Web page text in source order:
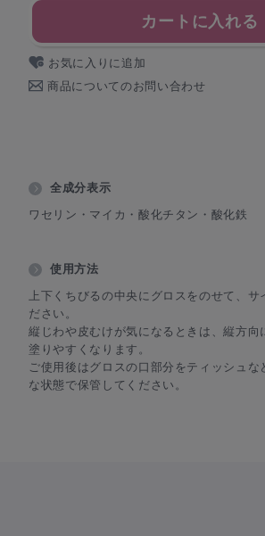
カートに入れる
お気に入りに追加
商品についてのお問い合わせ
全成分表示
ワセリン・マイカ・酸化チタン・酸化鉄
使用方法
上下くちびるの中央にグロスをのせて、サ
ださい。
縦じわや皮むけが気になるときは、縦方向
塗りやすくなります。
ご使用後はグロスの口部分をティッシュ
な状態で保管してください。